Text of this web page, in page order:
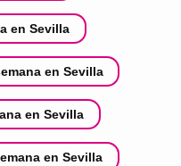
en Sevilla
en Sevilla
en Sevilla
en Sevilla